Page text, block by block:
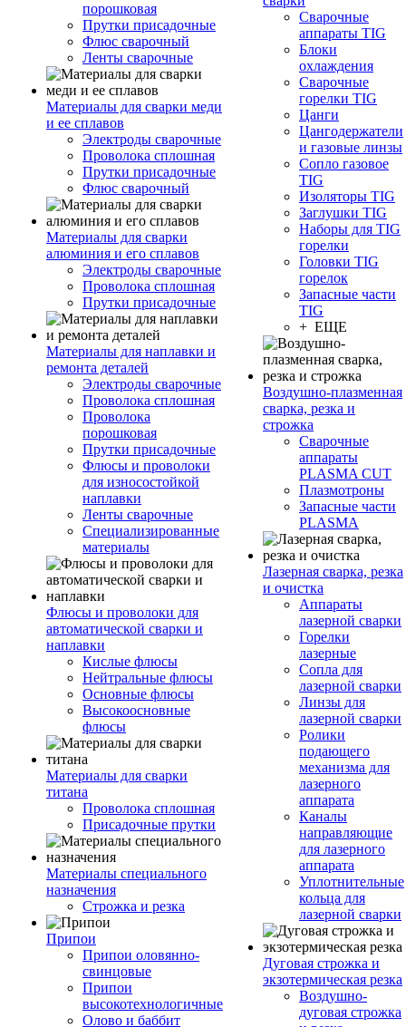
порошковая
Прутки присадочные
Флюс сварочный
Ленты сварочные
Материалы для сварки меди
и ее сплавов
Электроды сварочные
Проволока сплошная
Прутки присадочные
Флюс сварочный
Материалы для сварки
алюминия и его сплавов
Электроды сварочные
Проволока сплошная
Прутки присадочные
Материалы для наплавки и
ремонта деталей
Электроды сварочные
Проволока сплошная
Проволока
порошковая
Прутки присадочные
Флюсы и проволоки
для износостойкой
наплавки
Ленты сварочные
Специализированные
материалы
Флюсы и проволоки для
автоматической сварки и
наплавки
Кислые флюсы
Нейтральные флюсы
Основные флюсы
Высокоосновные
флюсы
Материалы для сварки
титана
Проволока сплошная
Присадочные прутки
Материалы специального
назначения
Строжка и резка
Припои
Припои оловянно-
свинцовые
Припои
высокотехнологичные
Олово и баббит
Сварочные
аппараты TIG
Блоки
охлаждения
Сварочные
горелки TIG
Цанги
Цангодержатели
и газовые линзы
Сопло газовое
TIG
Изоляторы TIG
Заглушки TIG
Наборы для TIG
горелки
Головки TIG
горелок
Запасные части
TIG
+ ЕЩЕ
Воздушно-плазменная
сварка, резка и
строжка
Сварочные
аппараты
PLASMA CUT
Плазмотроны
Запасные части
PLASMA
Лазерная сварка, резка
и очистка
Аппараты
лазерной сварки
Горелки
лазерные
Сопла для
лазерной сварки
Линзы для
лазерной сварки
Ролики
подающего
механизма для
лазерного
аппарата
Каналы
направляющие
для лазерного
аппарата
Уплотнительные
кольца для
лазерной сварки
Дуговая строжка и
экзотермическая резка
Воздушно-
дуговая строжка